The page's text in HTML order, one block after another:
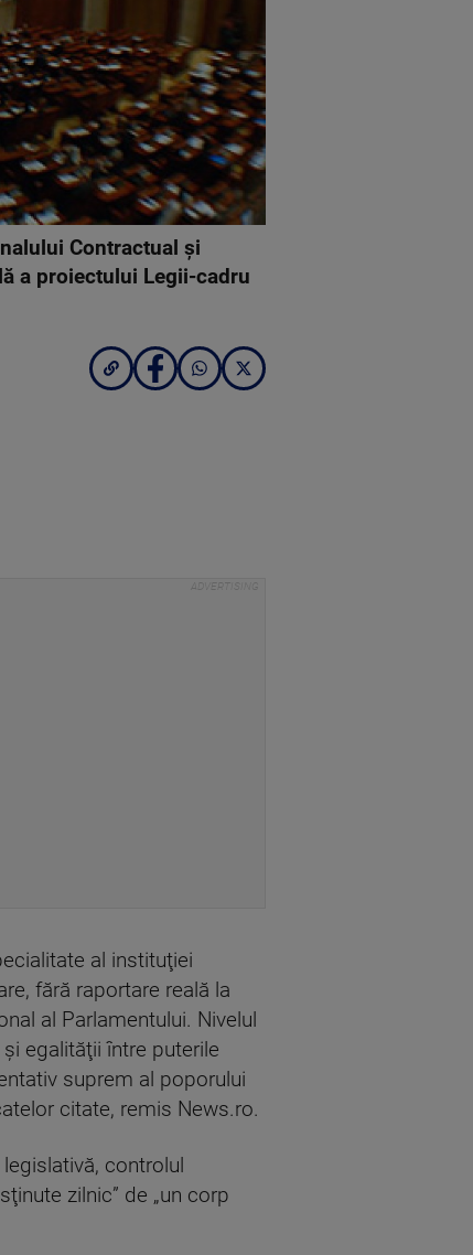
Contractual şi
a proiectului Legii-cadru
al instituţiei
fără raportare reală la
al Parlamentului. Nivelul
egalităţii între puterile
suprem al poporului
citate, remis News.ro.
controlul
zilnic” de „un corp